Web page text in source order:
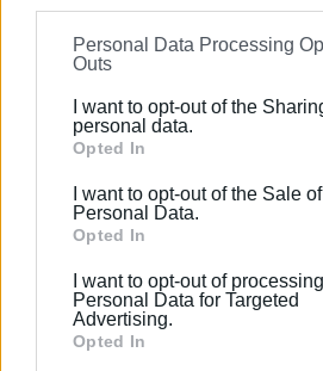
information may also be
on theIAB’s List of Downstream
further disclose it to other third
Please note that this website/app
Google services and may gather
behaviour. You may click to grant
Google and its third-party tags to
section.
Personal Data Processing
Outs
I want to opt-out of the
personal data.
Opted In
I want to opt-out of the Sale
Personal Data.
Opted In
I want to opt-out of
Personal Data for Targeted
Advertising.
Opted In
περιγραφή, γίνεται έννοια,
παρούσες, όταν ξυπνάμε, όταν
όταν χαιρόμαστε.
Εμφανίσεις: 103